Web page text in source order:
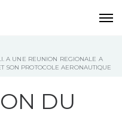
A UNE REUNION REGIONALE A
SON PROTOCOLE AERONAUTIQUE
DU